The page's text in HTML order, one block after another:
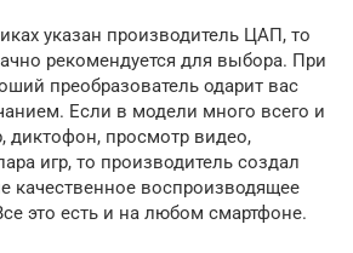
указан производитель ЦАП, то
рекомендуется для выбора. При
преобразователь одарит вас
Если в модели много всего и
диктофон, просмотр видео,
игр, то производитель создал
качественное воспроизводящее
это есть и на любом смартфоне.